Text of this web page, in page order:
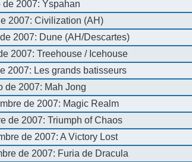
2007: Yspahan
2007: Civilization (AH)
2007: Dune (AH/Descartes)
2007: Treehouse / Icehouse
2007: Les grands batisseurs
de 2007: Mah Jong
de 2007: Magic Realm
de 2007: Triumph of Chaos
de 2007: A Victory Lost
de 2007: Furia de Dracula